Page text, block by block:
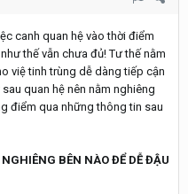
canh quan hệ vào thời điểm
thế vẫn chưa đủ! Tư thế nằm
việ tinh trùng dễ dàng tiếp cận
quan hệ nên nằm nghiêng
điểm qua những thông tin sau
BÊN NÀO ĐỂ DỄ ĐẬU